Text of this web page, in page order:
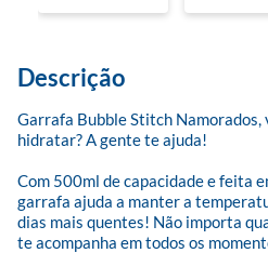
Descrição
Garrafa Bubble Stitch Namorados,
hidratar? A gente te ajuda!
Com 500ml de capacidade e feita
garrafa ajuda a manter a
dias mais quentes! Não importa
te acompanha em todos os